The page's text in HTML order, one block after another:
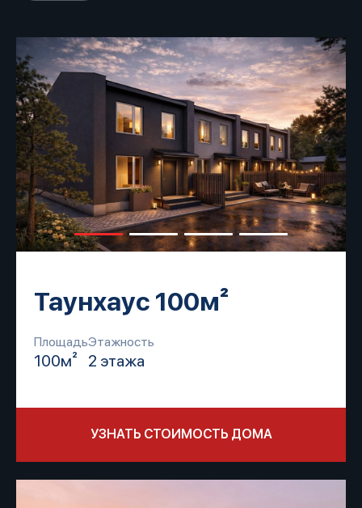
Таунхаус 100м²
Площадь
100м²
Этажность
2 этажа
УЗНАТЬ СТОИМОСТЬ ДОМА